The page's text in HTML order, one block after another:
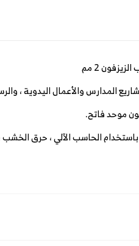
2 مم
المدارس والأعمال اليدوية ،
موحد فاتح.
باستخدام الحاسب الآلي ، حرق الخشب